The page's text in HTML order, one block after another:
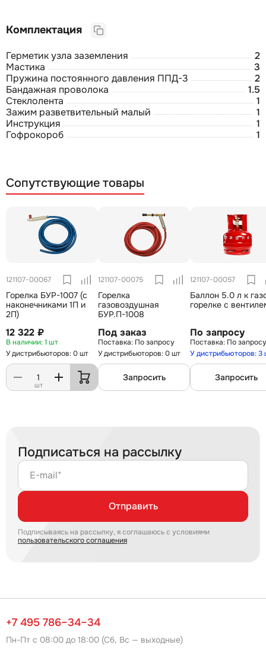
Комплектация
Герметик узла заземления
2
Мастика
3
Пружина постоянного давления ППД-3
2
Бандажная проволока
1.5
Стеклолента
1
Зажим разветвительный малый
1
Инструкция
1
Гофрокороб
1
Сопутствующие товары
121107-00067
Горелка БУР-1007 (с
наконечниками 1П и
2П)
12 322 ₽
1 шт
У дистрибьюторов: 0 шт
шт
121107-00075
Горелка
газовоздушная
БУР.П-1008
Под заказ
По запросу
У дистрибьюторов: 0 шт
Запросить
121107-00057
Баллон 5.0 л к
горелке с
По запросу
По запросу
У дистрибьюторов: 3
Запросить
Подписаться на рассылку
E-mail*
Отправить
Подписываясь на рассылку, я соглашаюсь с условиями
пользовательского соглашения
+7 495 786–34–34
Пн-Пт с 08:00 до 18:00 (Сб, Вс — выходные)